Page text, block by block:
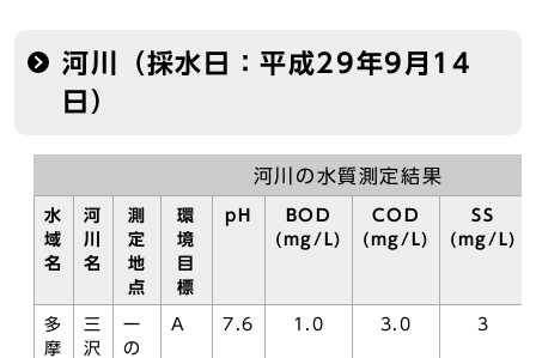
河川（採水日：平成29年9月14
日）
河川の水質測定結果
水
域
名
河
川
名
測
定
地
点
環
境
目
標
pH
BOD
(mg/L)
COD
(mg/L)
SS
(mg/L)
多
摩
三
沢
一
の
A 7.6 1.0 3.0 3